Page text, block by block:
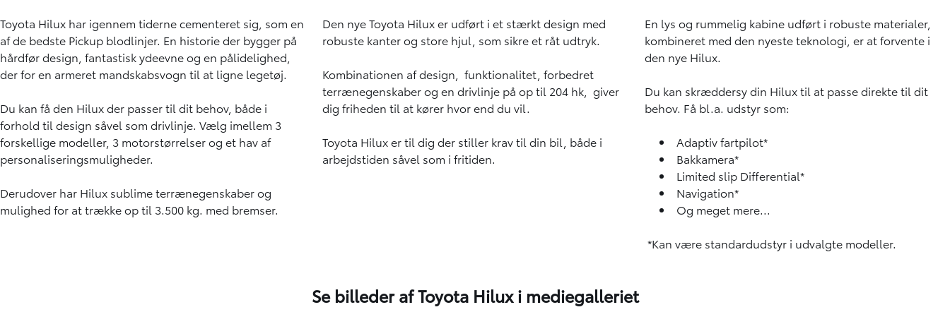
Toyota Hilux har igennem tiderne cementeret sig, som en
af de bedste Pickup blodlinjer. En historie der bygger på
hårdfør design, fantastisk ydeevne og en pålidelighed,
der for en armeret mandskabsvogn til at ligne legetøj.
Du kan få den Hilux der passer til dit behov, både i
forhold til design såvel som drivlinje. Vælg imellem 3
forskellige modeller, 3 motorstørrelser og et hav af
personaliseringsmuligheder.
Derudover har Hilux sublime terrænegenskaber og
mulighed for at trække op til 3.500 kg. med bremser.
Den nye Toyota Hilux er udført i et stærkt design med
robuste kanter og store hjul, som sikre et råt udtryk.
Kombinationen af design, funktionalitet, forbedret
terrænegenskaber og en drivlinje på op til 204 hk, giver
dig friheden til at kører hvor end du vil.
Toyota Hilux er til dig der stiller krav til din bil, både i
arbejdstiden såvel som i fritiden.
En lys og rummelig kabine udført i robuste materialer,
kombineret med den nyeste teknologi, er at forvente i
den nye Hilux.
Du kan skræddersy din Hilux til at passe direkte til dit
behov. Få bl.a. udstyr som:
Adaptiv fartpilot*
Bakkamera*
Limited slip Differential*
Navigation*
Og meget mere...
*Kan være standardudstyr i udvalgte modeller.
Se billeder af Toyota Hilux i mediegalleriet